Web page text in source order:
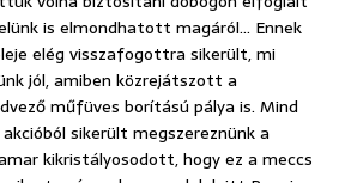
is elmondhatott magáról… Ennek
elég visszafogottra sikerült, mi
jól, amiben közrejátszott a
műfüves borítású pálya is. Mind
sikerült megszereznünk a
kikristályosodott, hogy ez a meccs